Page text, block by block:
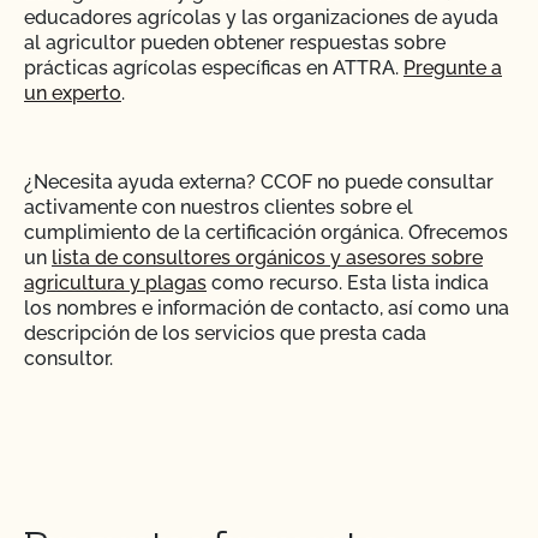
¿La certificación orgánica de CCOF garantiza el
acceso al mercado internacional?
¿Realiza el CCOF inspecciones sin previo aviso?
¿Ofrece el CCOF servicios en línea?
¿No OMG significa sin OMG?
educadores agrícolas y las organizaciones de ayuda
al agricultor pueden obtener respuestas sobre
prácticas agrícolas específicas en ATTRA. Pregunte a
un experto.
¿Necesita ayuda externa? CCOF no puede consultar
activamente con nuestros clientes sobre el
cumplimiento de la certificación orgánica. Ofrecemos
un lista de consultores orgánicos y asesores sobre
agricultura y plagas como recurso. Esta lista indica
los nombres e información de contacto, así como una
descripción de los servicios que presta cada
consultor.